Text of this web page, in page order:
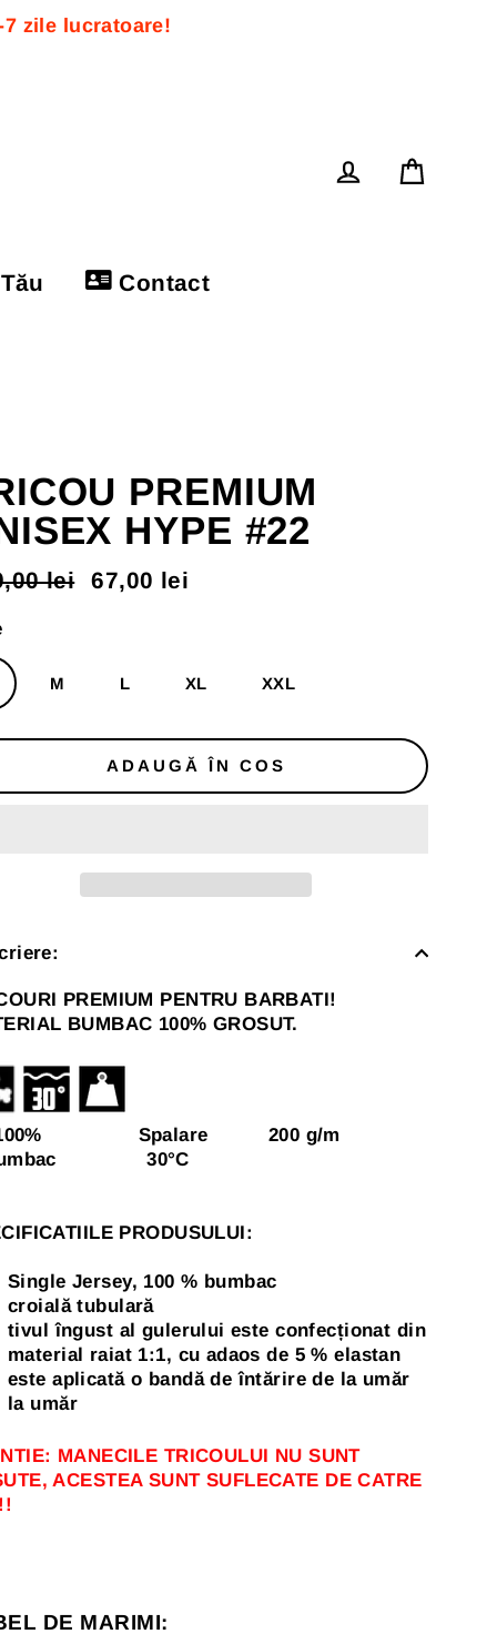
zile lucratoare!
Contact
PREMIUM
HYPE #22
lei 67,00 lei
M L XL XXL
ADAUGĂ ÎN COS
PREMIUM PENTRU BARBATI!
BUMBAC 100% GROSUT.
Spalare 200 g/m
30°C
PRODUSULUI:
Single Jersey, 100 % bumbac
croială tubulară
tivul îngust al gulerului este confecționat din
material raiat 1:1, cu adaos de 5 % elastan
este aplicată o bandă de întărire de la umăr
la umăr
MANECILE TRICOULUI NU SUNT
ACESTEA SUNT SUFLECATE DE CATRE
DE MARIMI: